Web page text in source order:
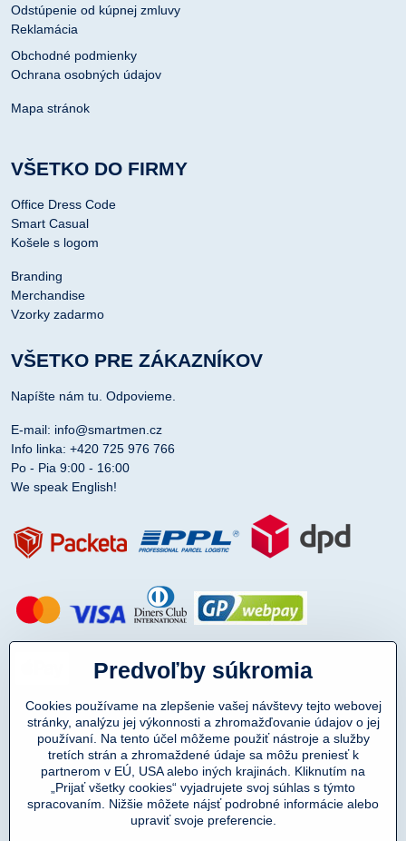
Odstúpenie od kúpnej zmluvy
Reklamácia
Obchodné podmienky
Ochrana osobných údajov
Mapa stránok
VŠETKO DO FIRMY
Office Dress Code
Smart Casual
Košele s logom
Branding
Merchandise
Vzorky zadarmo
VŠETKO PRE ZÁKAZNÍKOV
Napíšte nám tu. Odpovieme.
E-mail: info@smartmen.cz
Info linka: +420 725 976 766
Po - Pia 9:00 - 16:00
We speak English!
Copyright © 2011-2025
DENIMAR TAILORING s.r.o.
Predvoľby súkromia
Cookies používame na zlepšenie vašej návštevy tejto webovej
stránky, analýzu jej výkonnosti a zhromažďovanie údajov o jej
používaní. Na tento účel môžeme použiť nástroje a služby
tretích strán a zhromaždené údaje sa môžu preniesť k
partnerom v EÚ, USA alebo iných krajinách. Kliknutím na
„Prijať všetky cookies“ vyjadrujete svoj súhlas s týmto
spracovaním. Nižšie môžete nájsť podrobné informácie alebo
upraviť svoje preferencie.